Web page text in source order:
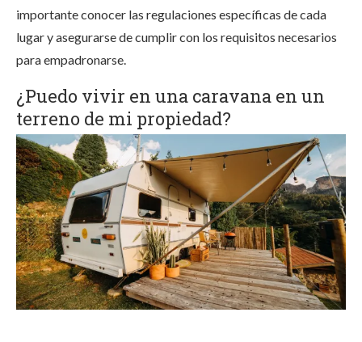
importante conocer las regulaciones específicas de cada
lugar y asegurarse de cumplir con los requisitos necesarios
para empadronarse.
¿Puedo vivir en una caravana en un
terreno de mi propiedad?